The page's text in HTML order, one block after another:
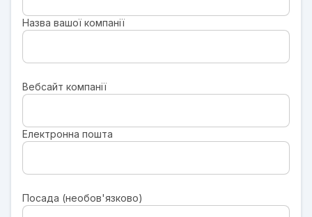
Назва вашої компанії
Вебсайт компанії
Електронна пошта
Посада (необов'язково)